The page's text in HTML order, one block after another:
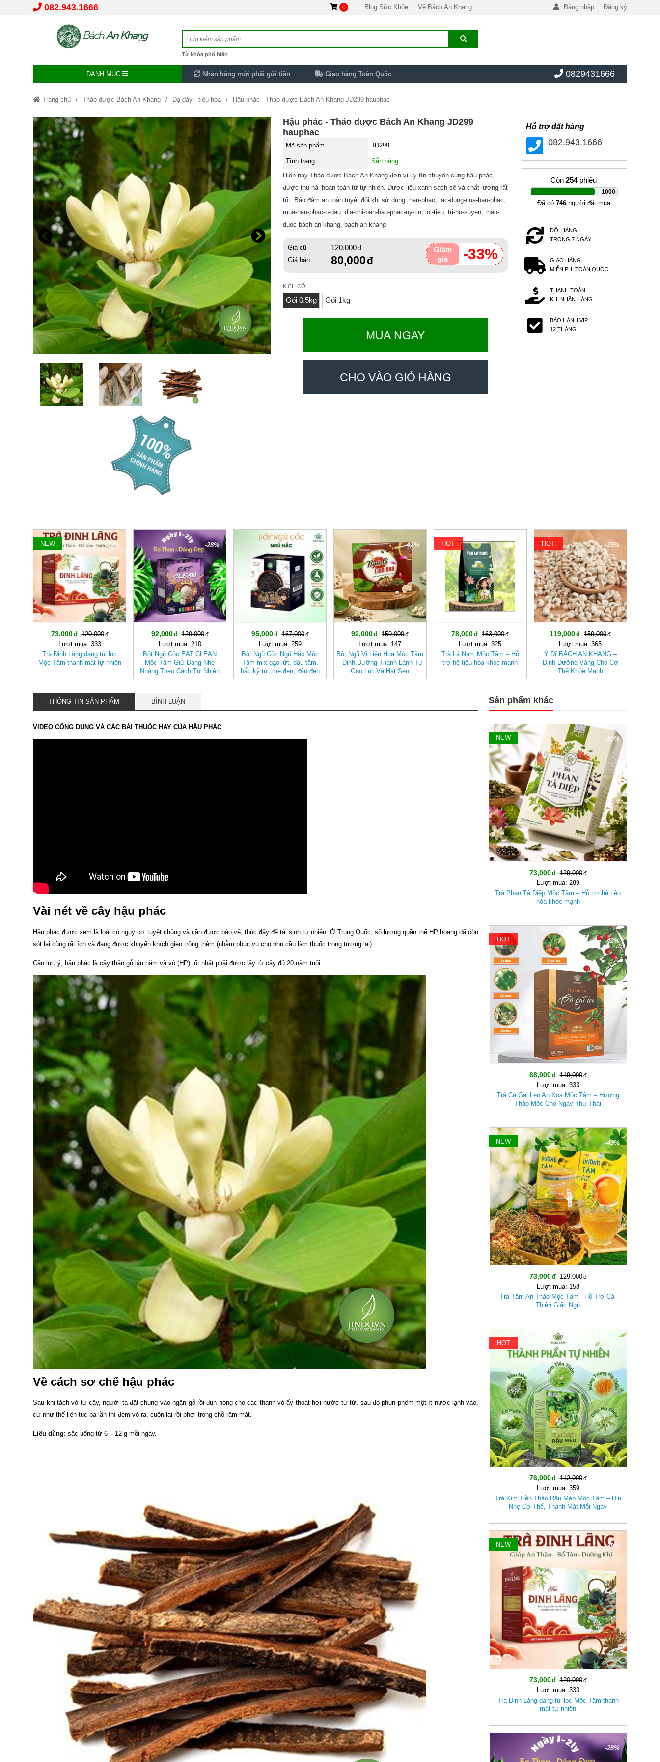
082.943.1666 0 Blog Sức Khỏe Về Bách An Khang Đăng nhập Đăng ký
Từ khóa phổ biến
DANH MỤC Nhận hàng mới phải gửi tiền Giao hàng Toàn Quốc 0829431666
Trang chủ Thảo dược Bách An Khang Dạ dày - tiêu hóa Hậu phác - Thảo dược Bách An Khang JD299 hauphac
Hậu phác - Thảo dược Bách An Khang JD299
hauphac
Mã sản phẩm JD299
Tình trạng
Sẵn hàng
Hiện nay Thảo dược Bách An Khang đơn vị uy tín chuyên cung hậu phác,
được thu hái hoàn toàn từ tự nhiên. Dược liệu xanh sạch sẽ và chất lượng rất
tốt. Bảo đảm an toàn tuyệt đối khi sử dụng. hau-phac, tac-dung-cua-hau-phac,
mua-hau-phac-o-dau, dia-chi-ban-hau-phac-uy-tin, loi-tieu, tri-ho-suyen, thao-
duoc-bach-an-khang, bach-an-khang
Giảm
giá
-33%
Giá cũ 120,000
Giá bán 80,000
KÍCH CỠ
Gói 0.5kg Gói 1kg
MUA NGAY
CHO VÀO GIỎ HÀNG
Hỗ trợ đặt hàng
082.943.1666
Còn254phiếu
1000
|
Đã có 746người đặt mua
ĐỔI HÀNG
TRONG 7 NGÀY
GIAO HÀNG
MIỄN PHÍ TOÀN QUỐC
THANH TOÁN
KHI NHẬN HÀNG
BẢO HÀNH VIP
12 THÁNG
-39%
NEW
73,000
120,000
Lượt mua: 333
Trà Đinh Lăng dạng túi lọc
Mộc Tâm thanh mát tự nhiên
-28%
92,000
129,000
Lượt mua: 210
Bột Ngũ Cốc EAT CLEAN
Mộc Tâm Giữ Dáng Nhẹ
Nhàng Theo Cách Tự Nhiên
95,000
167,000
Lượt mua: 259
Bột Ngũ Cốc Ngũ Hắc Mộc
Tâm mix gạo lứt, dâu tằm,
hắc kỷ tử, mè đen, đậu đen
-42%
92,000
159,000
Lượt mua: 147
Bột Ngũ Vị Liên Hoa Mộc Tâm
– Dinh Dưỡng Thanh Lành Từ
Gạo Lứt Và Hạt Sen
-52%
HOT
78,000
163,000
Lượt mua: 325
Trà Lá Nam Mộc Tâm – Hỗ
trợ hệ tiêu hóa khỏe mạnh
-25%
HOT
119,000
159,000
Lượt mua: 365
Ý Dĩ BÁCH AN KHANG –
Dinh Dưỡng Vàng Cho Cơ
Thể Khỏe Mạnh
THÔNG TIN SẢN PHẨM BÌNH LUẬN
VIDEO CÔNG DỤNG VÀ CÁC BÀI THUỐC HAY CỦA HẬU PHÁC
Vài nét về cây hậu phác
Hậu phác được xem là loài có nguy cơ tuyệt chủng và cần được bảo vệ, thúc đẩy để tái sinh tự nhiên. Ở Trung Quốc, số lượng quần thể HP hoang dã còn
sót lại cũng rất ích và đang được khuyến khích gieo trồng thêm (nhằm phục vụ cho nhu cầu làm thuốc trong tương lai).
Cần lưu ý, hậu phác là cây thân gỗ lâu năm và vỏ (HP) tốt nhất phải được lấy từ cây đủ 20 năm tuổi.
Về cách sơ chế hậu phác
Sau khi tách vỏ từ cây, người ta đặt chúng vào ngăn gỗ rồi đun nóng cho các thanh vỏ ấy thoát hơi nước từ từ, sau đó phun phêm một ít nước lạnh vào,
cứ như thế liên tục ba lần thì đem vỏ ra, cuộn lại rồi phơi trong chỗ râm mát.
Liều dùng: sắc uống từ 6 – 12 g mỗi ngày.
Sản phẩm khác
-43%
NEW
73,000
129,000
Lượt mua: 289
Trà Phan Tả Diệp Mộc Tâm – Hỗ trợ hệ tiêu
hóa khỏe mạnh
-42%
HOT
68,000
119,000
Lượt mua: 333
Trà Cà Gai Leo An Xoa Mộc Tâm – Hương
Thảo Mộc Cho Ngày Thư Thái
-43%
NEW
73,000
129,000
Lượt mua: 158
Trà Tâm An Thảo Mộc Tâm - Hỗ Trợ Cải
Thiện Giấc Ngủ
HOT
76,000
112,000
Lượt mua: 359
Trà Kim Tiền Thảo Râu Mèo Mộc Tâm – Dịu
Nhẹ Cơ Thể, Thanh Mát Mỗi Ngày
-39%
NEW
73,000
120,000
Lượt mua: 333
Trà Đinh Lăng dạng túi lọc Mộc Tâm thanh
mát tự nhiên
-28%